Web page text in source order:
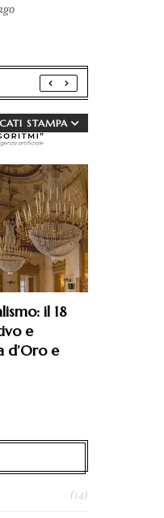
STAMPA
il 18
e
d’Oro e
(14)